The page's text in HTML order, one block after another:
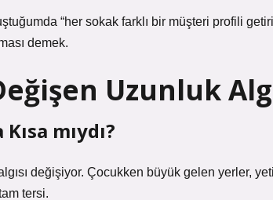
“her sokak farklı bir müşteri profili
demek.
Uzunluk
mıydı?
değişiyor. Çocukken büyük gelen yerler,
tersi.